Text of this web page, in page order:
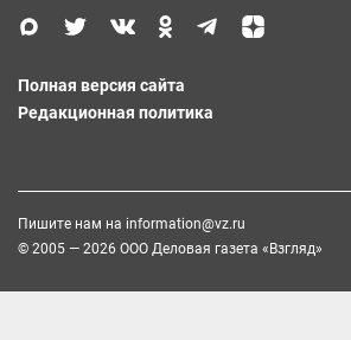
Полная версия сайта
Редакционная политика
Пишите нам на information@vz.ru
© 2005 — 2026 ООО Деловая газета «Взгляд»